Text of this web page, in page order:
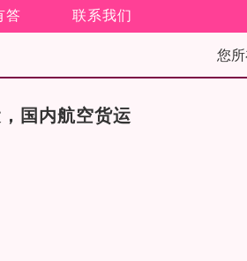
答 联系我们
您
国内航空货运